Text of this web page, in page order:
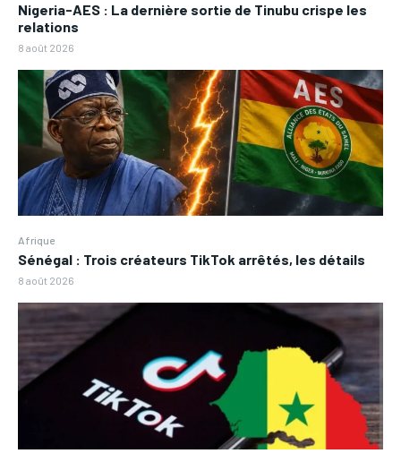
Nigeria-AES : La dernière sortie de Tinubu crispe les
relations
8 août 2026
Afrique
Sénégal : Trois créateurs TikTok arrêtés, les détails
8 août 2026